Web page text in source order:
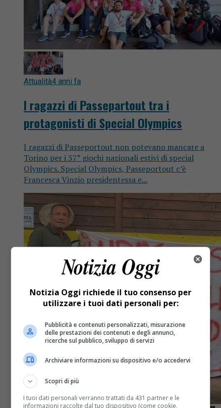
Attualità4 anni fa
I ragazzi di Passepartout tra i
protagonisti di Special Olympics
I ragazzi di Passeportout non potevano mancare a
Torino per i 37° giochi nazionali estivi di special
Olympics. Special Olympics, Passeportout c’è
Francesca Vinzio presidentessa e...
Notizia Oggi richiede il tuo consenso per
utilizzare i tuoi dati personali per:
Pubblicità e contenuti personalizzati, misurazione
delle prestazioni dei contenuti e degli annunci,
ricerche sul pubblico, sviluppo di servizi
Archiviare informazioni su dispositivo e/o accedervi
Scopri di più
I tuoi dati personali verranno trattati da 431 partner e le
informazioni raccolte dal tuo dispositivo (come cookie,